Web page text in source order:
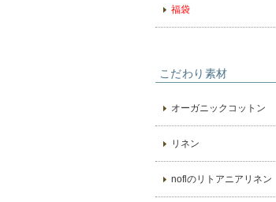
福袋
こだわり素材
オーガニックコットン
リネン
noflのリトアニアリネン